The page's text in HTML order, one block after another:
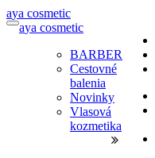
aya cosmetic
aya cosmetic
BARBER
Cestovné
balenia
Novinky
Vlasová
kozmetika